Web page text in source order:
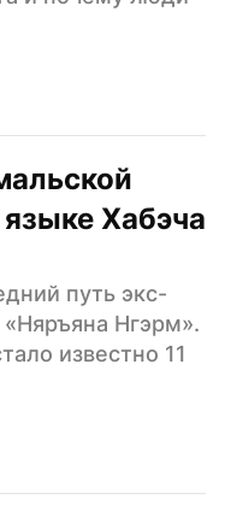
Хабэча
путь экс-
Нгэрм».
известно 11